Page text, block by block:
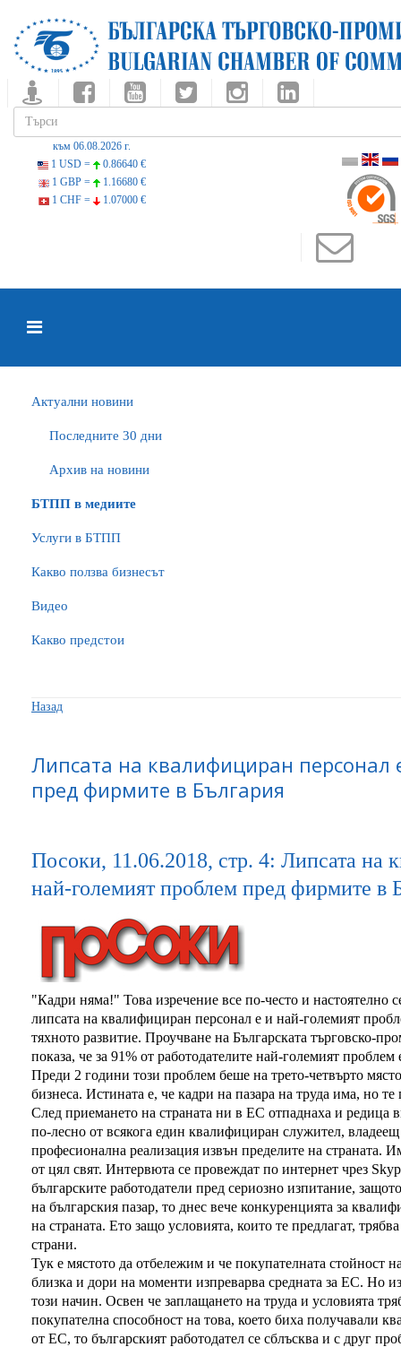
към 06.08.2026 г.
1 USD =
0.86640 €
1 GBP =
1.16680 €
1 CHF =
1.07000 €
Актуални новини
Последните 30 дни
Архив на новини
БTПП в медиите
Услуги в БТПП
Какво ползва бизнесът
Видео
Какво предстои
Назад
Липсата на квалифициран персонал
пред фирмите в България
Посоки, 11.06.2018, стр. 4: Липсата на
най-големият проблем пред фирмите в
"Кадри няма!" Това изречение все по-често и настоятелно
липсата на квалифициран персонал е и най-големият
тяхното развитие. Проучване на Българската търговско-
показа, че за 91% от работодателите най-големият
Преди 2 години този проблем беше на трето-четвърто
бизнеса. Истината е, че кадри на пазара на труда има, но
След приемането на страната ни в ЕС отпаднаха и редица
по-лесно от всякога един квалифициран служител,
професионална реализация извън пределите на страната.
от цял свят. Интервюта се провеждат по интернет чрез
българските работодатели пред сериозно изпитание,
на българския пазар, то днес вече конкуренцията за
на страната. Ето защо условията, които те предлагат,
страни.
Тук е мястото да отбележим и че покупателната стойност
близка и дори на моменти изпреварва средната за ЕС. Но
този начин. Освен че заплащането на труда и условията
покупателна способност на това, което биха получавали
от ЕС, то българският работодател се сблъсква и с друг